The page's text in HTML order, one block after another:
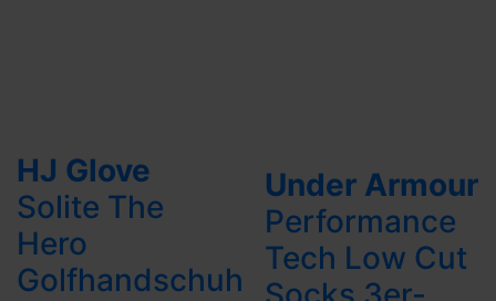
HJ Glove
Solite The
Hero
Golfhandschuh
Under Armour
Performance
Tech Low Cut